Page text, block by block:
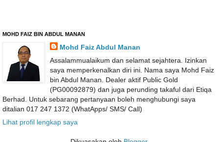
MOHD FAIZ BIN ABDUL MANAN
Mohd Faiz Abdul Manan
Assalammualaikum dan selamat sejahtera. Izinkan
saya memperkenalkan diri ini. Nama saya Mohd Faiz
bin Abdul Manan. Dealer aktif Public Gold
(PG00092879) dan juga perunding takaful dari Etiqa
Berhad. Untuk sebarang pertanyaan boleh menghubungi saya
ditalian 017 247 1372 (WhatApps/ SMS/ Call)
Lihat profil lengkap saya